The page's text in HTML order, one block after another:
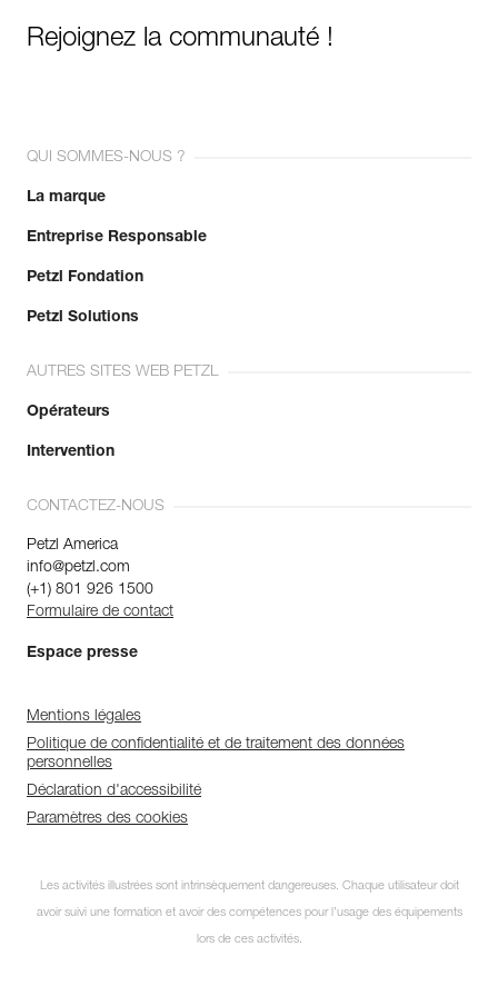
Conditionnement : 1
Conditionnement : 1
Rejoignez la communauté !
QUI SOMMES-NOUS ?
La marque
Entreprise Responsable
Petzl Fondation
Petzl Solutions
AUTRES SITES WEB PETZL
Opérateurs
Intervention
CONTACTEZ-NOUS
Petzl America
info@petzl.com
(+1) 801 926 1500
Formulaire de contact
Espace presse
Mentions légales
Politique de confidentialité et de traitement des données
personnelles
Déclaration d'accessibilité
Paramètres des cookies
Les activités illustrées sont intrinsèquement dangereuses. Chaque utilisateur doit
avoir suivi une formation et avoir des compétences pour l’usage des équipements
lors de ces activités.